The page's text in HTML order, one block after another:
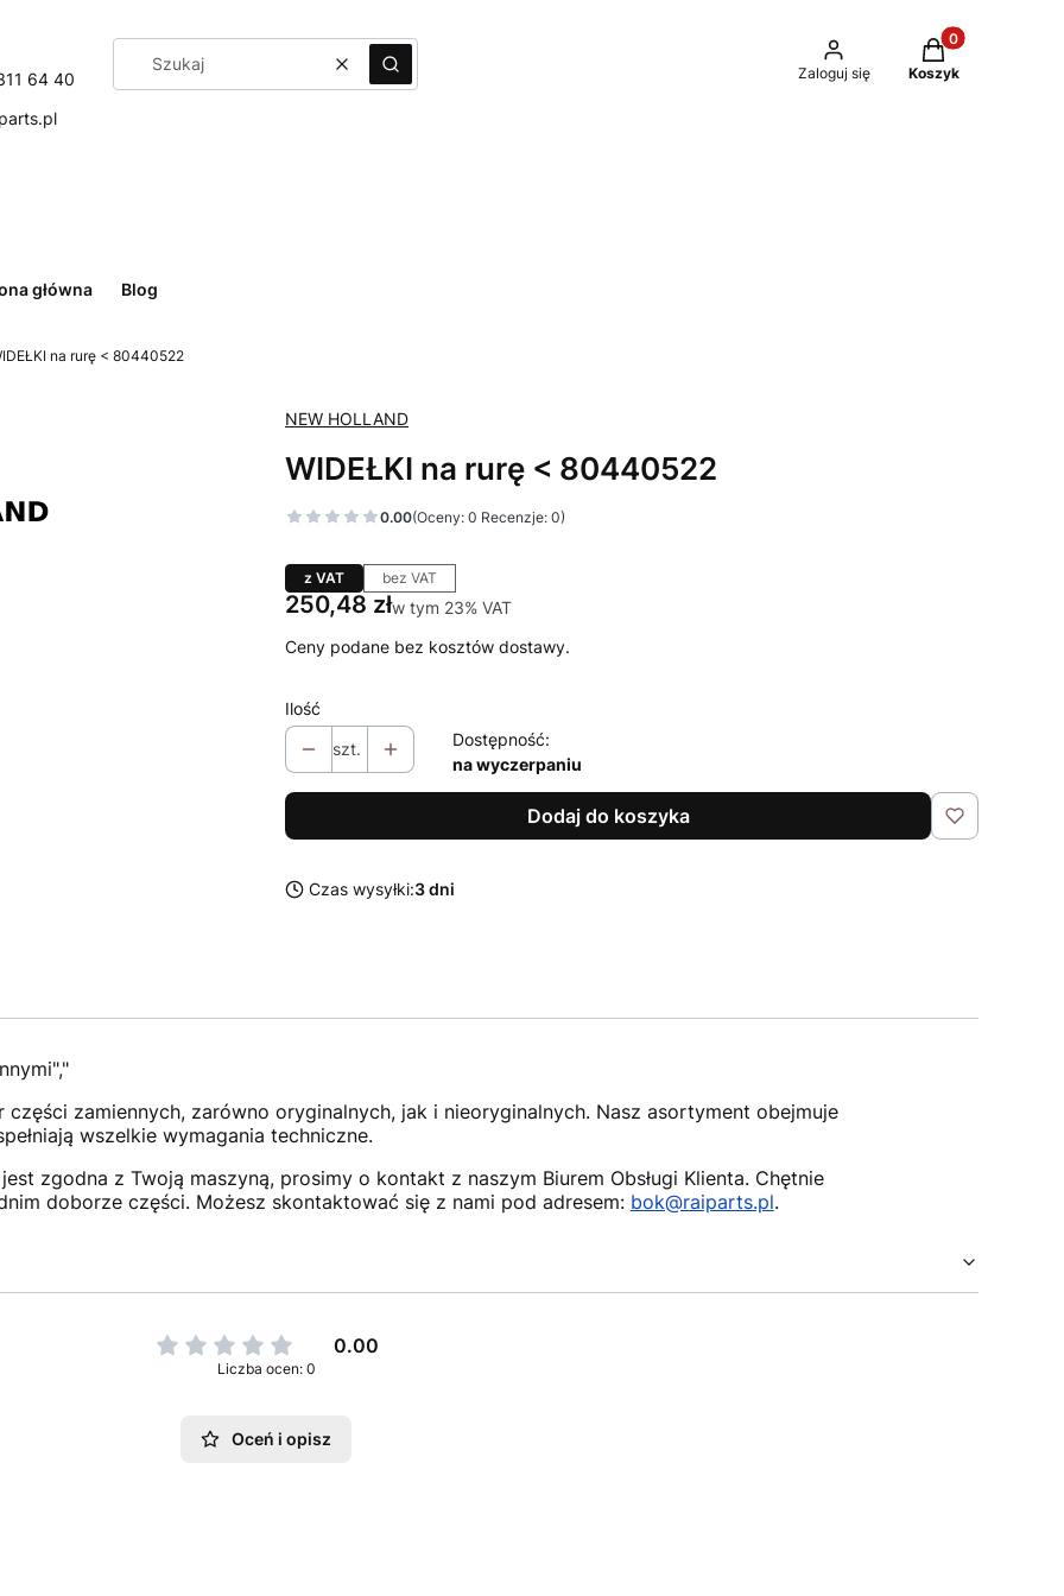
64 40
WyczyśćSzukaj Zaloguj się
Produkty w
Koszyk
główna Blog
na rurę < 80440522
NEW HOLLAND
WIDEŁKI na rurę < 80440522
0.00(Oceny: 0 Recenzje: 0)
z VAT bez VAT
Cena
250,48 złw tym 23% VAT
w tym 23% VAT
Ceny podane bez kosztów dostawy.
Ilość
szt.
Dostępność:
na wyczerpaniu
Dodaj do koszyka
Czas wysyłki:3 dni
zamiennych, zarówno oryginalnych, jak i nieoryginalnych. Nasz asortyment obejmuje
wszelkie wymagania techniczne.
zgodna z Twoją maszyną, prosimy o kontakt z naszym Biurem Obsługi Klienta. Chętnie
doborze części. Możesz skontaktować się z nami pod adresem: bok@raiparts.pl.
0.00
Liczba ocen: 0
Oceń i opisz